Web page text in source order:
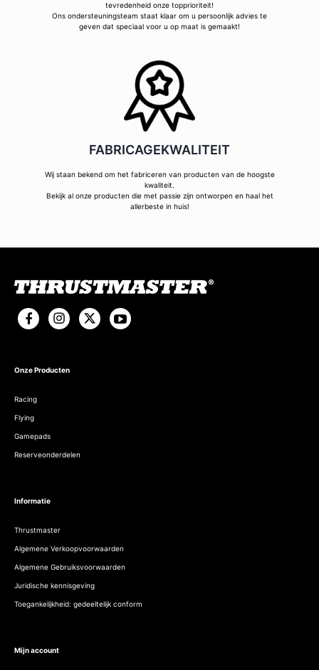
tevredenheid onze topprioriteit!
Ons ondersteuningsteam staat klaar om u persoonlijk advies te
geven dat speciaal voor u op maat is gemaakt!
FABRICAGEKWALITEIT
Wij staan bekend om het fabriceren van producten van de hoogste
kwaliteit.
Bekijk al onze producten die met passie zijn ontworpen en haal het
allerbeste in huis!
Onze Producten
Racing
Flying
Gamepads
Reserveonderdelen
Informatie
Thrustmaster
Algemene Verkoopvoorwaarden
Algemene Gebruiksvoorwaarden
Juridische kennisgeving
Toegankelijkheid: gedeeltelijk conform
Mijn account